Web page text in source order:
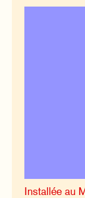
Installée au